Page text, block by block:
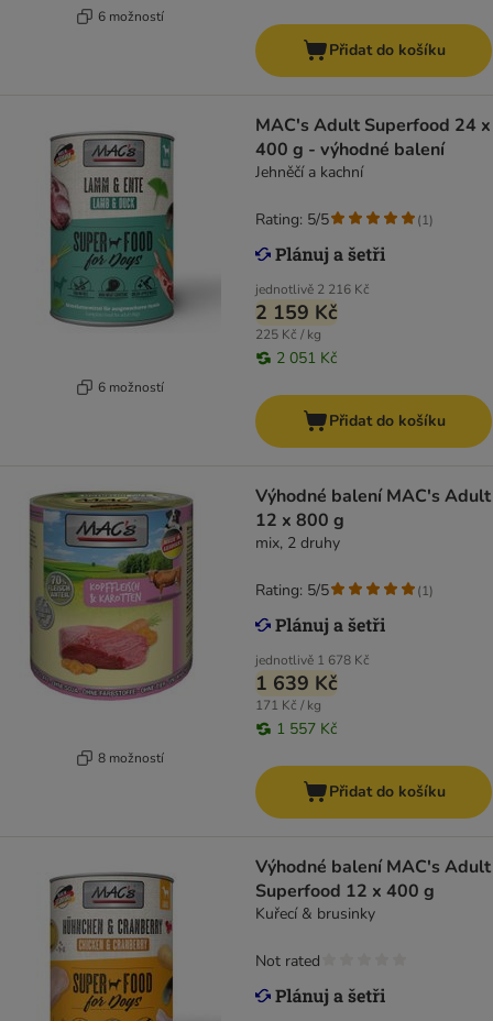
6 možností
Přidat do košíku
6 možností
MAC's Adult Superfood 24 x
400 g - výhodné balení
Jehněčí a kachní
jednotlivě 2 216 Kč
2 159 Kč
225 Kč / kg
2 051 Kč
Rating: 5/5 (1)
Přidat do košíku
8 možností
Výhodné balení MAC's Adult
12 x 800 g
mix, 2 druhy
jednotlivě 1 678 Kč
1 639 Kč
171 Kč / kg
1 557 Kč
Rating: 5/5 (1)
Přidat do košíku
Výhodné balení MAC's Adult
Superfood 12 x 400 g
Kuřecí & brusinky
Not rated